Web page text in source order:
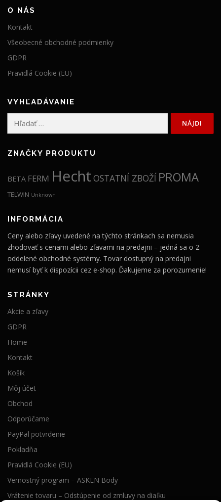
O NÁS
Kontakt
Všeobecné obchodné podmienky
GDPR
Pravidlá Cookie (EU)
VYHĽADÁVANIE
Hľadať:
ZNAČKY PRODUKTU
BETA FERM Hecht OSTATNÍ ZBOŽÍ PROMA
TELWIN Unknown
INFORMÁCIA
Ceny alebo zľavy uvedené na týchto stránkach sa nemusia
zhodovať s cenami alebo zľavami na predajni – jedná sa o 2
oddelené obchodné systémy. Tovar dostupný na predajni
nemusí byť k dispozícii cez e-shop. Ďakujeme za porozumenie!
STRÁNKY
Akcie a zľavy
GDPR
Home
Kontakt
Košík
Môj účet
Obchod
Odporúčame
PayPal potvrdenie
Pokladňa
Pravidlá Cookie (EU)
Vernostný program – ASKEN Body
Vrátenie tovaru – Odstúpenie od zmluvy na diaľku